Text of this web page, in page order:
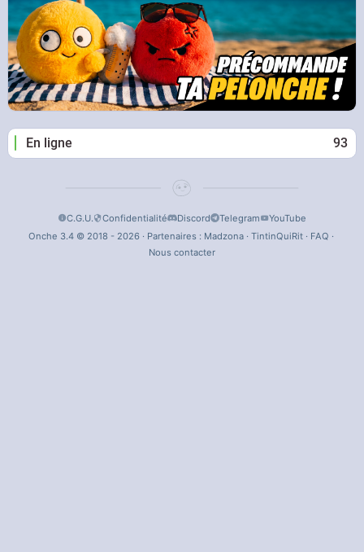
En ligne 93
C.G.U. Confidentialité Discord Telegram
YouTube
Onche 3.4 © 2018 - 2026 · Partenaires : Madzona· TintinQuiRit· FAQ ·
Nous contacter